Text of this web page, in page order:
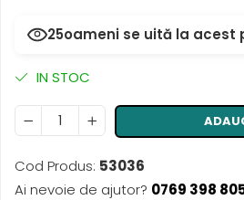
25oameni se uită la acest
IN STOC
Cod Produs: 53036
Ai nevoie de ajutor? 0769 398